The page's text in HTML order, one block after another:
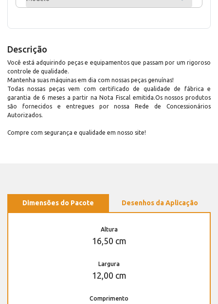
Descrição
Você está adquirindo peças e equipamentos que passam por um rigoroso
controle de qualidade.
Mantenha suas máquinas em dia com nossas peças genuínas!
Todas nossas peças vem com certificado de qualidade de fábrica e
garantia de 6 meses a partir na Nota Fiscal emitida.Os nossos produtos
são fornecidos e entregues por nossa Rede de Concessionários
Autorizados.
Compre com segurança e qualidade em nosso site!
Dimensões do Pacote Desenhos da Aplicação
Altura
16,50 cm
Largura
12,00 cm
Comprimento